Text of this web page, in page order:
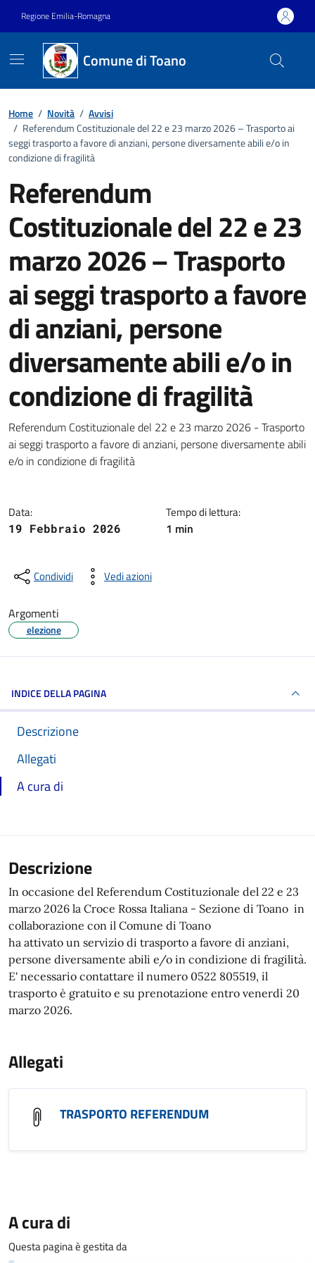
Regione Emilia-Romagna
Comune di Toano
Home / Novità / Avvisi
/ Referendum Costituzionale del 22 e 23 marzo 2026 – Trasporto ai
seggi trasporto a favore di anziani, persone diversamente abili e/o in
condizione di fragilità
Referendum
Costituzionale del 22 e 23
marzo 2026 – Trasporto
ai seggi trasporto a favore
di anziani, persone
diversamente abili e/o in
condizione di fragilità
Dettagli della notizia
Referendum Costituzionale del 22 e 23 marzo 2026 - Trasporto
ai seggi trasporto a favore di anziani, persone diversamente abili
e/o in condizione di fragilità
Data:
19 Febbraio 2026
Tempo di lettura:
1 min
Condividi Vedi azioni
Argomenti
elezione
INDICE DELLA PAGINA
Descrizione
Allegati
A cura di
Descrizione
In occasione del Referendum Costituzionale del 22 e 23
marzo 2026 la Croce Rossa Italiana - Sezione di Toano in
collaborazione con il Comune di Toano
ha attivato un servizio di trasporto a favore di anziani,
persone diversamente abili e/o in condizione di fragilità.
E' necessario contattare il numero 0522 805519, il
trasporto è gratuito e su prenotazione entro venerdì 20
marzo 2026.
Allegati
TRASPORTO REFERENDUM
A cura di
Questa pagina è gestita da